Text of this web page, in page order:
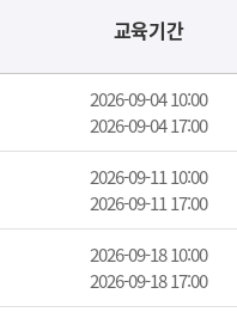
교육기간
2026-09-04 10:00
2026-09-04 17:00
2026-09-11 10:00
2026-09-11 17:00
2026-09-18 10:00
2026-09-18 17:00